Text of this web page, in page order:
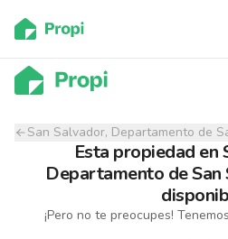
San Salvador, Departamento de
Esta propiedad en
Departamento de San
¡Pero no te preocupes!